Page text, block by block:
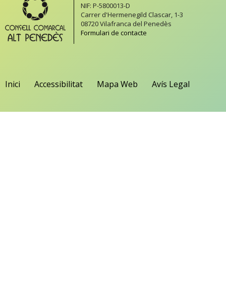
NIF: P-5800013-D
Carrer d'Hermenegild Clascar, 1-3
08720 Vilafranca del Penedès
Formulari de contacte
Inici Accessibilitat Mapa Web Avís Legal